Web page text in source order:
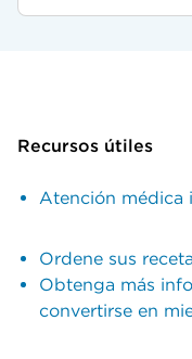
Recursos útiles
Atención médica
Ordene sus
Obtenga más
convertirse en